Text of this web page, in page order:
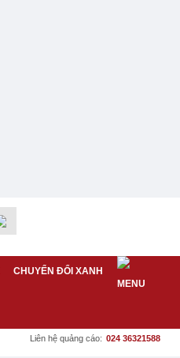
CHUYỂN ĐỔI XANH
Liên hệ quảng cáo: 024 36321588